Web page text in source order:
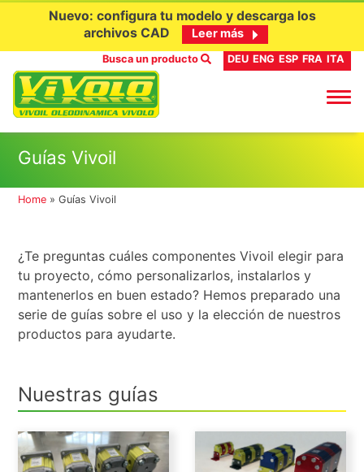
Nuevo: configura tu modelo y descarga los
archivos CAD
Leer más
Busca un producto DEU ENG ESP FRA ITA
Guías Vivoil
Home »Guías Vivoil
¿Te preguntas cuáles componentes Vivoil elegir para
tu proyecto, cómo personalizarlos, instalarlos y
mantenerlos en buen estado? Hemos preparado una
serie de guías sobre el uso y la elección de nuestros
productos para ayudarte.
Nuestras guías